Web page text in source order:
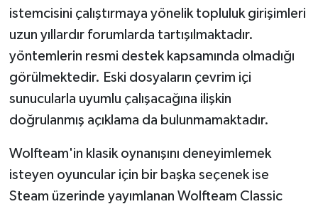
istemcisini çalıştırmaya yönelik topluluk girişimleri
uzun yıllardır forumlarda tartışılmaktadır.
yöntemlerin resmi destek kapsamında olmadığı
görülmektedir. Eski dosyaların çevrim içi
sunucularla uyumlu çalışacağına ilişkin
doğrulanmış açıklama da bulunmamaktadır.
Wolfteam'in klasik oynanışını deneyimlemek
isteyen oyuncular için bir başka seçenek ise
Steam üzerinde yayımlanan Wolfteam Classic